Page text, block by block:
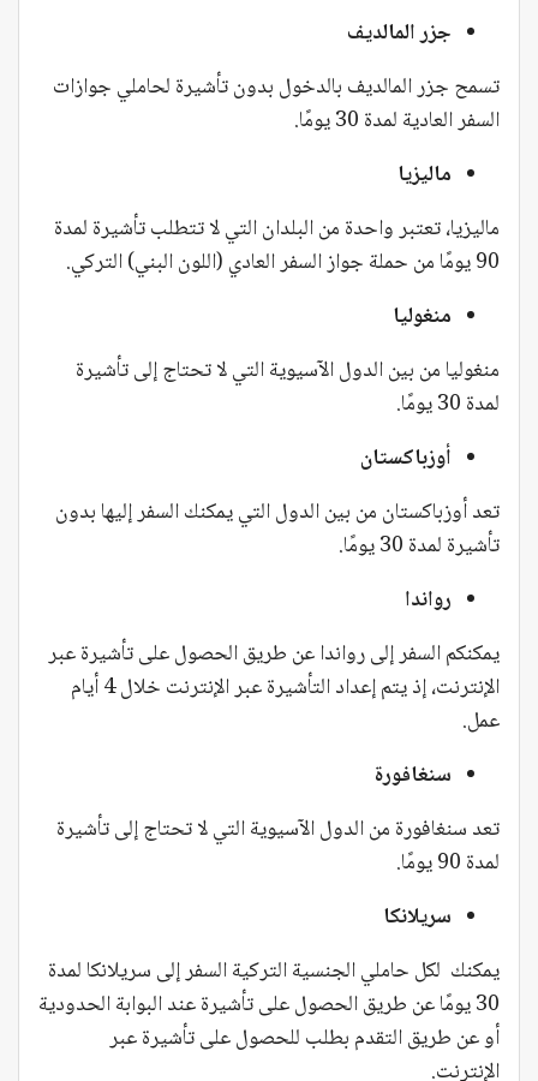
جزر المالديف
تسمح جزر المالديف بالدخول بدون تأشيرة لحاملي جوازات
السفر العادية لمدة 30 يومًا.
ماليزيا
ماليزيا، تعتبر واحدة من البلدان التي لا تتطلب تأشيرة لمدة
90 يومًا من حملة جواز السفر العادي (اللون البني) التركي.
منغوليا
منغوليا من بين الدول الآسيوية التي لا تحتاج إلى تأشيرة
لمدة 30 يومًا.
أوزباكستان
تعد أوزباكستان من بين الدول التي يمكنك السفر إليها بدون
تأشيرة لمدة 30 يومًا.
رواندا
يمكنكم السفر إلى رواندا عن طريق الحصول على تأشيرة عبر
الإنترنت، إذ يتم إعداد التأشيرة عبر الإنترنت خلال 4 أيام
عمل.
سنغافورة
تعد سنغافورة من الدول الآسيوية التي لا تحتاج إلى تأشيرة
لمدة 90 يومًا.
سريلانكا
يمكنك لكل حاملي الجنسية التركية السفر إلى سريلانكا لمدة
30 يومًا عن طريق الحصول على تأشيرة عند البوابة الحدودية
أو عن طريق التقدم بطلب للحصول على تأشيرة عبر
الإنترنت.